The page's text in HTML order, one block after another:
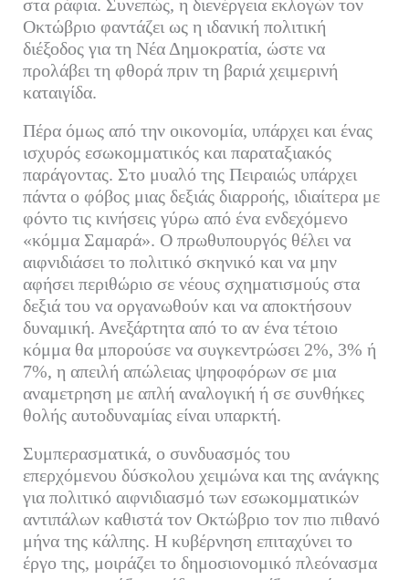
στα ράφια. Συνεπώς, η διενέργεια εκλογών τον
Οκτώβριο φαντάζει ως η ιδανική πολιτική
διέξοδος για τη Νέα Δημοκρατία, ώστε να
προλάβει τη φθορά πριν τη βαριά χειμερινή
καταιγίδα.
Πέρα όμως από την οικονομία, υπάρχει και ένας
ισχυρός εσωκομματικός και παραταξιακός
παράγοντας. Στο μυαλό της Πειραιώς υπάρχει
πάντα ο φόβος μιας δεξιάς διαρροής, ιδιαίτερα με
φόντο τις κινήσεις γύρω από ένα ενδεχόμενο
«κόμμα Σαμαρά». Ο πρωθυπουργός θέλει να
αιφνιδιάσει το πολιτικό σκηνικό και να μην
αφήσει περιθώριο σε νέους σχηματισμούς στα
δεξιά του να οργανωθούν και να αποκτήσουν
δυναμική. Ανεξάρτητα από το αν ένα τέτοιο
κόμμα θα μπορούσε να συγκεντρώσει 2%, 3% ή
7%, η απειλή απώλειας ψηφοφόρων σε μια
αναμετρηση με απλή αναλογική ή σε συνθήκες
θολής αυτοδυναμίας είναι υπαρκτή.
Συμπερασματικά, ο συνδυασμός του
επερχόμενου δύσκολου χειμώνα και της ανάγκης
για πολιτικό αιφνιδιασμό των εσωκομματικών
αντιπάλων καθιστά τον Οκτώβριο τον πιο πιθανό
μήνα της κάλπης. Η κυβέρνηση επιταχύνει το
έργο της, μοιράζει το δημοσιονομικό πλεόνασμα